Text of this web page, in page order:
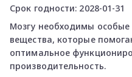
Срок годности: 2028-01-31
Мозгу необходимы
вещества, которые
оптимальное
производительность.